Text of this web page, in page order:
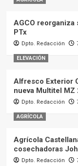
AGCO reorganiza
PTx
Dpto. Redacción
ELEVACIÓN
Alfresco Exterior
nueva Multitel MZ
Dpto. Redacción
AGRÍCOLA
Agrícola
cosechadoras
Dpto. Redacción